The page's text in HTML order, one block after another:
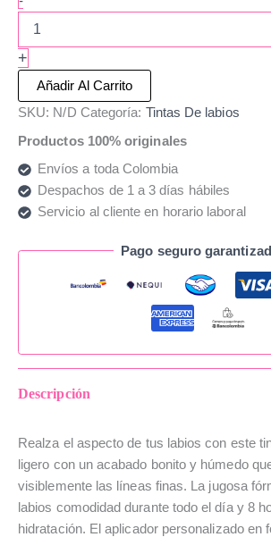
+
Añadir Al Carrito
SKU: N/D Categoría: Tintas De labios
Productos 100% originales
Envíos a toda Colombia
Despachos de 1 a 3 días hábiles
Servicio al cliente en horario laboral
Pago seguro
Descripción
Realza el aspecto de tus labios con este
ligero con un acabado bonito y húmedo
visiblemente las líneas finas. La jugosa
labios comodidad durante todo el día y 8
hidratación. El aplicador personalizado en